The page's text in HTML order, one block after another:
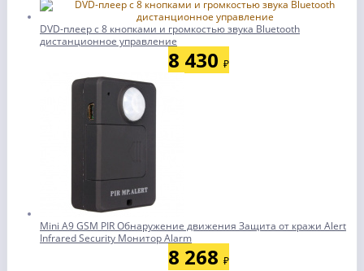
DVD-плеер с 8 кнопками и громкостью звука Bluetooth
дистанционное управление
8 430 ₽
Mini A9 GSM PIR Обнаружение движения Защита от кражи Alert
Infrared Security Монитор Alarm
8 268 ₽